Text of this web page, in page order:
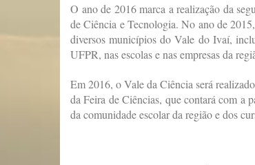
O ano de 2016 marca a realização da
de Ciência e Tecnologia. No ano de
diversos municípios do Vale do Ivaí,
UFPR, nas escolas e nas empresas da
Em 2016, o Vale da Ciência será
da Feira de Ciências, que contará com a
da comunidade escolar da região e dos